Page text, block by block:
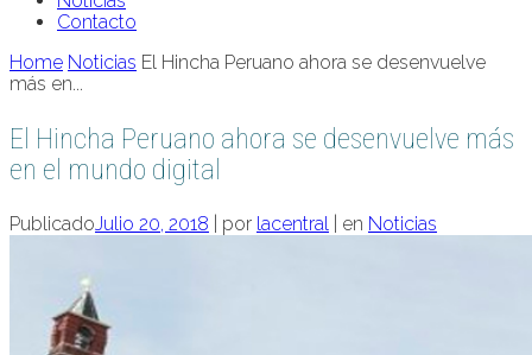
Contacto
Home Noticias El Hincha Peruano ahora se desenvuelve
más en...
El Hincha Peruano ahora se desenvuelve más
en el mundo digital
PublicadoJulio 20, 2018 por lacentral en Noticias